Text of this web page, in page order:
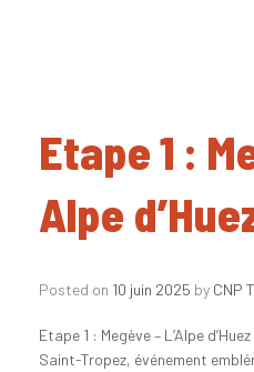
Etape 1 :
Alpe
Posted on 10 juin 2025 by CNP
Etape 1 : Megève – L’Alpe
Saint-Tropez, événement